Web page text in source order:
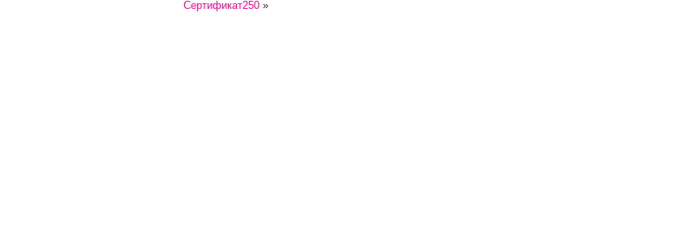
Сертификат250 »